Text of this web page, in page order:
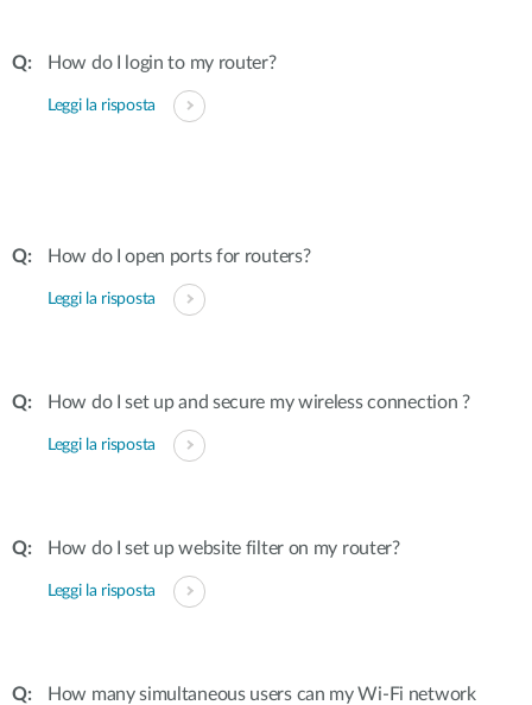
How do I login to my router?
Leggi la risposta
How do I open ports for routers?
Leggi la risposta
How do I set up and secure my wireless connection ?
Leggi la risposta
How do I set up website filter on my router?
Leggi la risposta
How many simultaneous users can my Wi-Fi network